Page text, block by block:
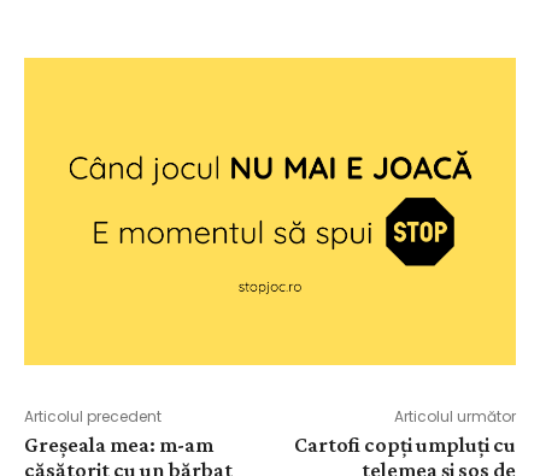
Articolul precedent
Greșeala mea: m-am
căsătorit cu un bărbat
Articolul următor
Cartofi copți umpluți cu
telemea și sos de